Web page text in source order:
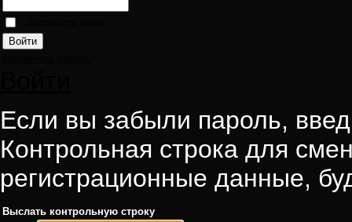
Если вы забыли пароль,
Контрольная строка для
регистрационные данные,
Выслать контрольную строку